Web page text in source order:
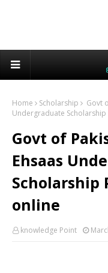
Home Scholarship
Govt
Undergraduate
Govt of
Ehsaas
Scholarship
online
knowledge Point